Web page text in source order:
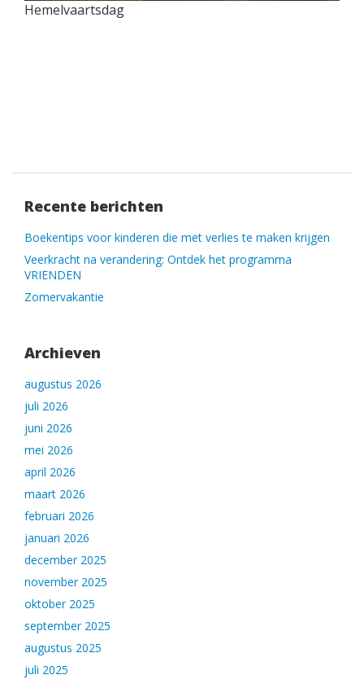
Hemelvaartsdag
Recente berichten
Boekentips voor kinderen die met verlies te maken krijgen
Veerkracht na verandering: Ontdek het programma
VRIENDEN
Zomervakantie
Archieven
augustus 2026
juli 2026
juni 2026
mei 2026
april 2026
maart 2026
februari 2026
januari 2026
december 2025
november 2025
oktober 2025
september 2025
augustus 2025
juli 2025